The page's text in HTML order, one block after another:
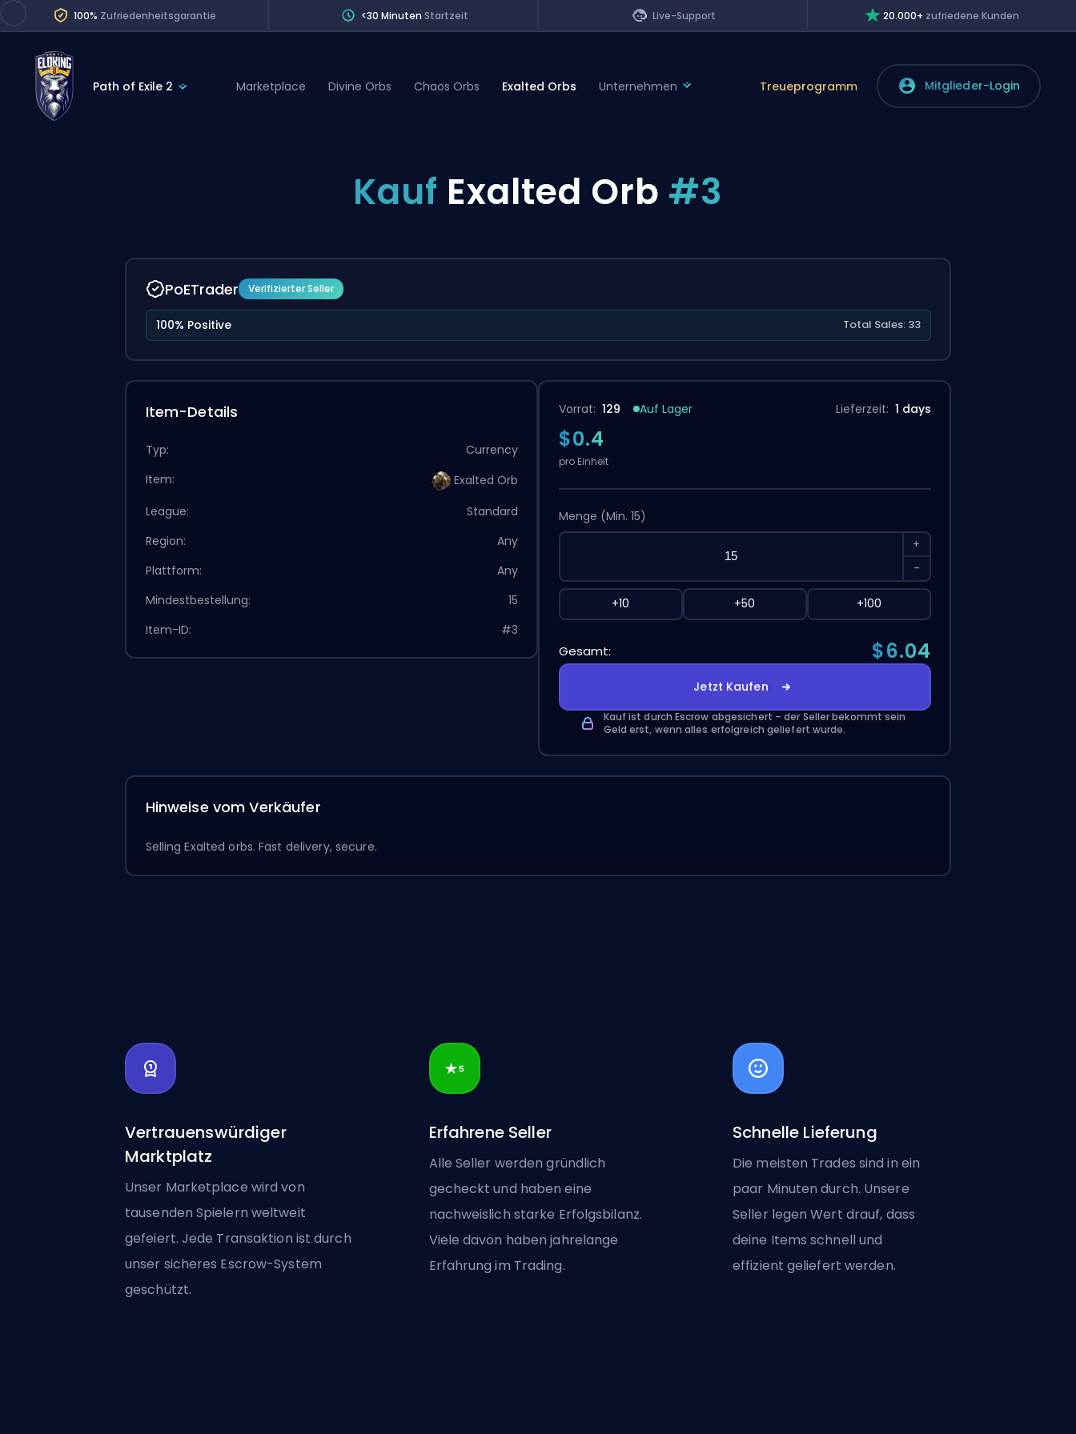
100% Zufriedenheitsgarantie <30 Minuten Startzeit Live-Support 20.000+ zufriedene Kunden
Path of Exile 2
Overwatch 2
Rocket League
Path of Exile 2
Division Boost
Wins
Coaching
Marketplace Divine Orbs Chaos Orbs Exalted Orbs Unternehmen Treueprogramm Mitglieder-Login
Kauf Exalted Orb #3
PoETrader Verifizierter Seller
100% Positive Total Sales: 33
Item-Details
Typ:
Currency
Item:
Exalted Orb
League:
Standard
Region:
Any
Plattform:
Any
Mindestbestellung:
15
Item-ID:
#3
Vorrat: 129 Auf Lager Lieferzeit: 1 days
$0.4
pro Einheit
Menge (Min. 15)
+
-
+10 +50 +100
Gesamt: $6.04
Jetzt Kaufen
Kauf ist durch Escrow abgesichert – der Seller bekommt sein
Geld erst, wenn alles erfolgreich geliefert wurde.
Hinweise vom Verkäufer
Selling Exalted orbs. Fast delivery, secure.
Vertrauenswürdiger
Marktplatz
Unser Marketplace wird von
tausenden Spielern weltweit
gefeiert. Jede Transaktion ist durch
unser sicheres Escrow-System
geschützt.
Erfahrene Seller
Alle Seller werden gründlich
gecheckt und haben eine
nachweislich starke Erfolgsbilanz.
Viele davon haben jahrelange
Erfahrung im Trading.
Schnelle Lieferung
Die meisten Trades sind in ein
paar Minuten durch. Unsere
Seller legen Wert drauf, dass
deine Items schnell und
effizient geliefert werden.